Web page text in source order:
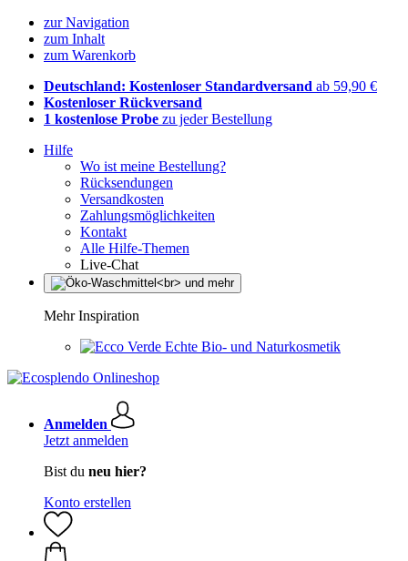
zur Navigation
zum Inhalt
zum Warenkorb
Deutschland: Kostenloser Standardversand ab 59,90 €
Kostenloser Rückversand
1 kostenlose Probe zu jeder Bestellung
Hilfe
Wo ist meine Bestellung?
Rücksendungen
Versandkosten
Zahlungsmöglichkeiten
Kontakt
Alle Hilfe-Themen
Live-Chat
Mehr Inspiration
Echte Bio- und Naturkosmetik
Anmelden
Jetzt anmelden
Bist du neu hier?
Konto erstellen